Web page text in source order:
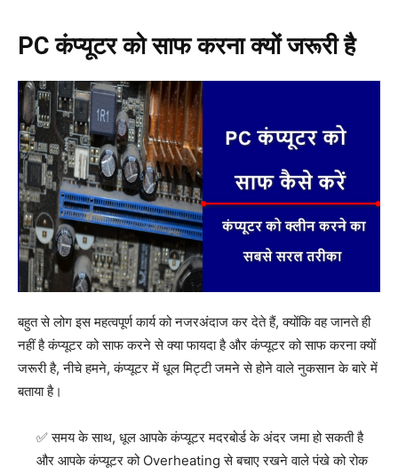
PC कंप्यूटर को साफ करना क्यों जरूरी है
बहुत से लोग इस महत्वपूर्ण कार्य को नजरअंदाज कर देते हैं, क्योंकि वह जानते ही
नहीं है कंप्यूटर को साफ करने से क्या फायदा है और कंप्यूटर को साफ करना क्यों
जरूरी है, नीचे हमने, कंप्यूटर में धूल मिट्टी जमने से होने वाले नुकसान के बारे में
बताया है।
समय के साथ, धूल आपके कंप्यूटर मदरबोर्ड के अंदर जमा हो सकती है
और आपके कंप्यूटर को Overheating से बचाए रखने वाले पंखे को रोक